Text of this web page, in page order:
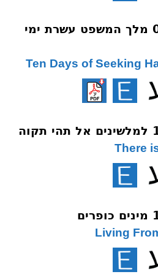
תפילה 099 מלך המשפט עשרת ימי